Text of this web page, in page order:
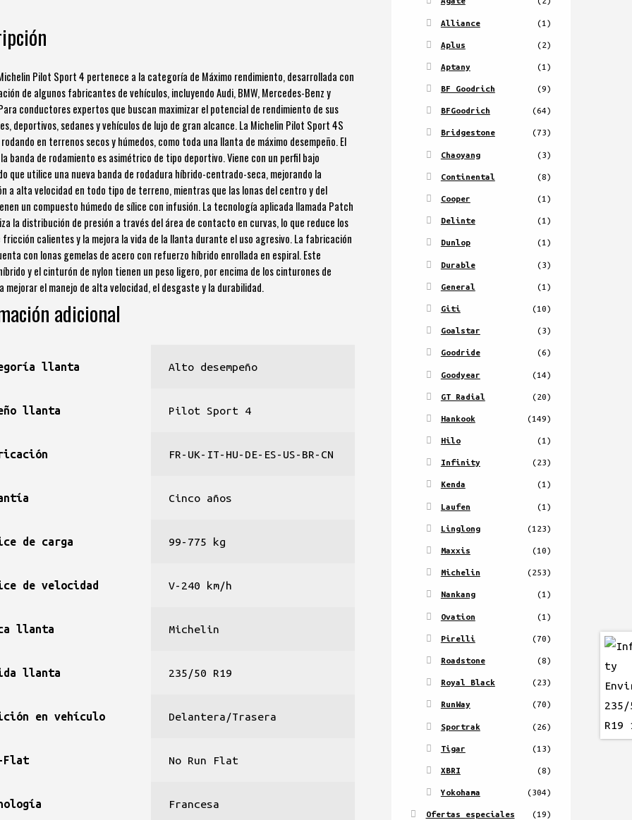
Pilot Sport 4 pertenece a la categoría de Máximo rendimiento, desarrollada con
de algunos fabricantes de vehículos, incluyendo Audi, BMW, Mercedes-Benz y
conductores expertos que buscan maximizar el potencial de rendimiento de sus
deportivos, sedanes y vehículos de lujo de gran alcance. La Michelin Pilot Sport 4S
en terrenos secos y húmedos, como toda una llanta de máximo desempeño. El
banda de rodamiento es asimétrico de tipo deportivo. Viene con un perfil bajo
que utilice una nueva banda de rodadura híbrido-centrado-seca, mejorando la
a alta velocidad en todo tipo de terreno, mientras que las lonas del centro y del
un compuesto húmedo de sílice con infusión. La tecnología aplicada llamada Patch
la distribución de presión a través del área de contacto en curvas, lo que reduce los
fricción calientes y la mejora la vida de la llanta durante el uso agresivo. La fabricación
con lonas gemelas de acero con refuerzo híbrido enrollada en espiral. Este
y el cinturón de nylon tienen un peso ligero, por encima de los cinturones de
mejorar el manejo de alta velocidad, el desgaste y la durabilidad.
adicional
llanta Alto desempeño
llanta Pilot Sport 4
FR-UK-IT-HU-DE-ES-US-BR-CN
Cinco años
de carga 99-775 kg
de velocidad V-240 km/h
llanta Michelin
llanta 235/50 R19
en vehículo Delantera/Trasera
Flat No Run Flat
Francesa
Alliance (1)
Aplus (2)
Aptany (1)
BF Goodrich (9)
BFGoodrich (64)
Bridgestone (73)
Chaoyang (3)
Continental (8)
Cooper (1)
Delinte (1)
Dunlop (1)
Durable (3)
General (1)
Giti (10)
Goalstar (3)
Goodride (6)
Goodyear (14)
GT Radial (20)
Hankook (149)
Hilo (1)
Infinity (23)
Kenda (1)
Laufen (1)
Linglong (123)
Maxxis (10)
Michelin (253)
Nankang (1)
Ovation (1)
Pirelli (70)
Roadstone (8)
Royal Black (23)
RunWay (70)
Sportrak (26)
Tigar (13)
XBRI (8)
Yokohama (304)
Ofertas especiales (19)